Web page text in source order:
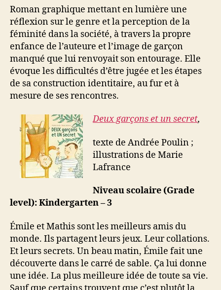
Roman graphique mettant en lumière une
réflexion sur le genre et la perception de la
féminité dans la société, à travers la propre
enfance de l’auteure et l’image de garçon
manqué que lui renvoyait son entourage. Elle
évoque les difficultés d’être jugée et les étapes
de sa construction identitaire, au fur et à
mesure de ses rencontres.
Deux garçons et un secret,
texte de Andrée Poulin ;
illustrations de Marie
Lafrance
Niveau scolaire (Grade
level): Kindergarten – 3
Émile et Mathis sont les meilleurs amis du
monde. Ils partagent leurs jeux. Leur collations.
Et leurs secrets. Un beau matin, Émile fait une
découverte dans le carré de sable. Ça lui donne
une idée. La plus meilleure idée de toute sa vie.